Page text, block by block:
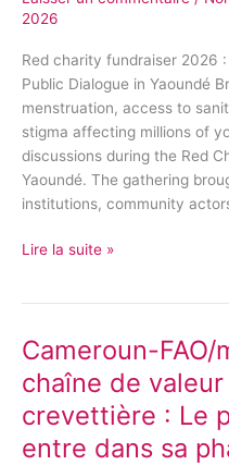
2026
Red charity fundraiser 2026
Public Dialogue in Yaoundé
menstruation, access to
stigma affecting millions of
discussions during the Red
Yaoundé. The gathering
institutions, community
Menstrual
at
the
Heart
of
Public
Dialogue
in
Lire la suite »
Cameroun-
chaîne de
crevettière : Le
entre dans sa
Cameroun-
FAO/mise
à
niveau
de